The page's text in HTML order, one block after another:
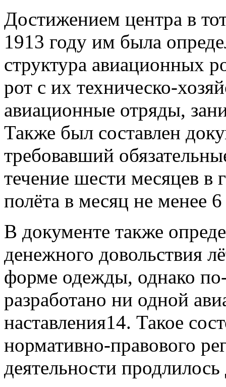
Достижением центра в
1913 году им была
структура авиационных
рот с их техническо-
авиационные отряды,
Также был составлен
требовавший
течение шести месяцев в
полёта в месяц не менее
В документе также
денежного довольствия
форме одежды, однако
разработано ни одной
наставления14. Такое
нормативно-правового
деятельности